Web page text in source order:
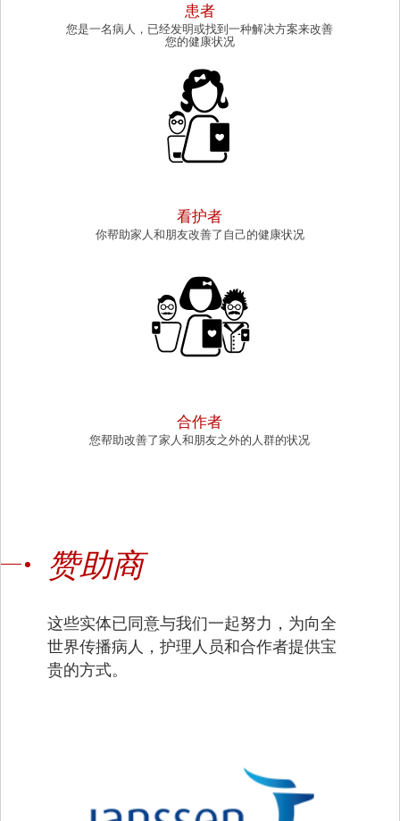
患者
您是一名病人，已经发明或找到一种解决方案来改善
您的健康状况
看护者
你帮助家人和朋友改善了自己的健康状况
合作者
您帮助改善了家人和朋友之外的人群的状况
赞助商
这些实体已同意与我们一起努力，为向全
世界传播病人，护理人员和合作者提供宝
贵的方式。